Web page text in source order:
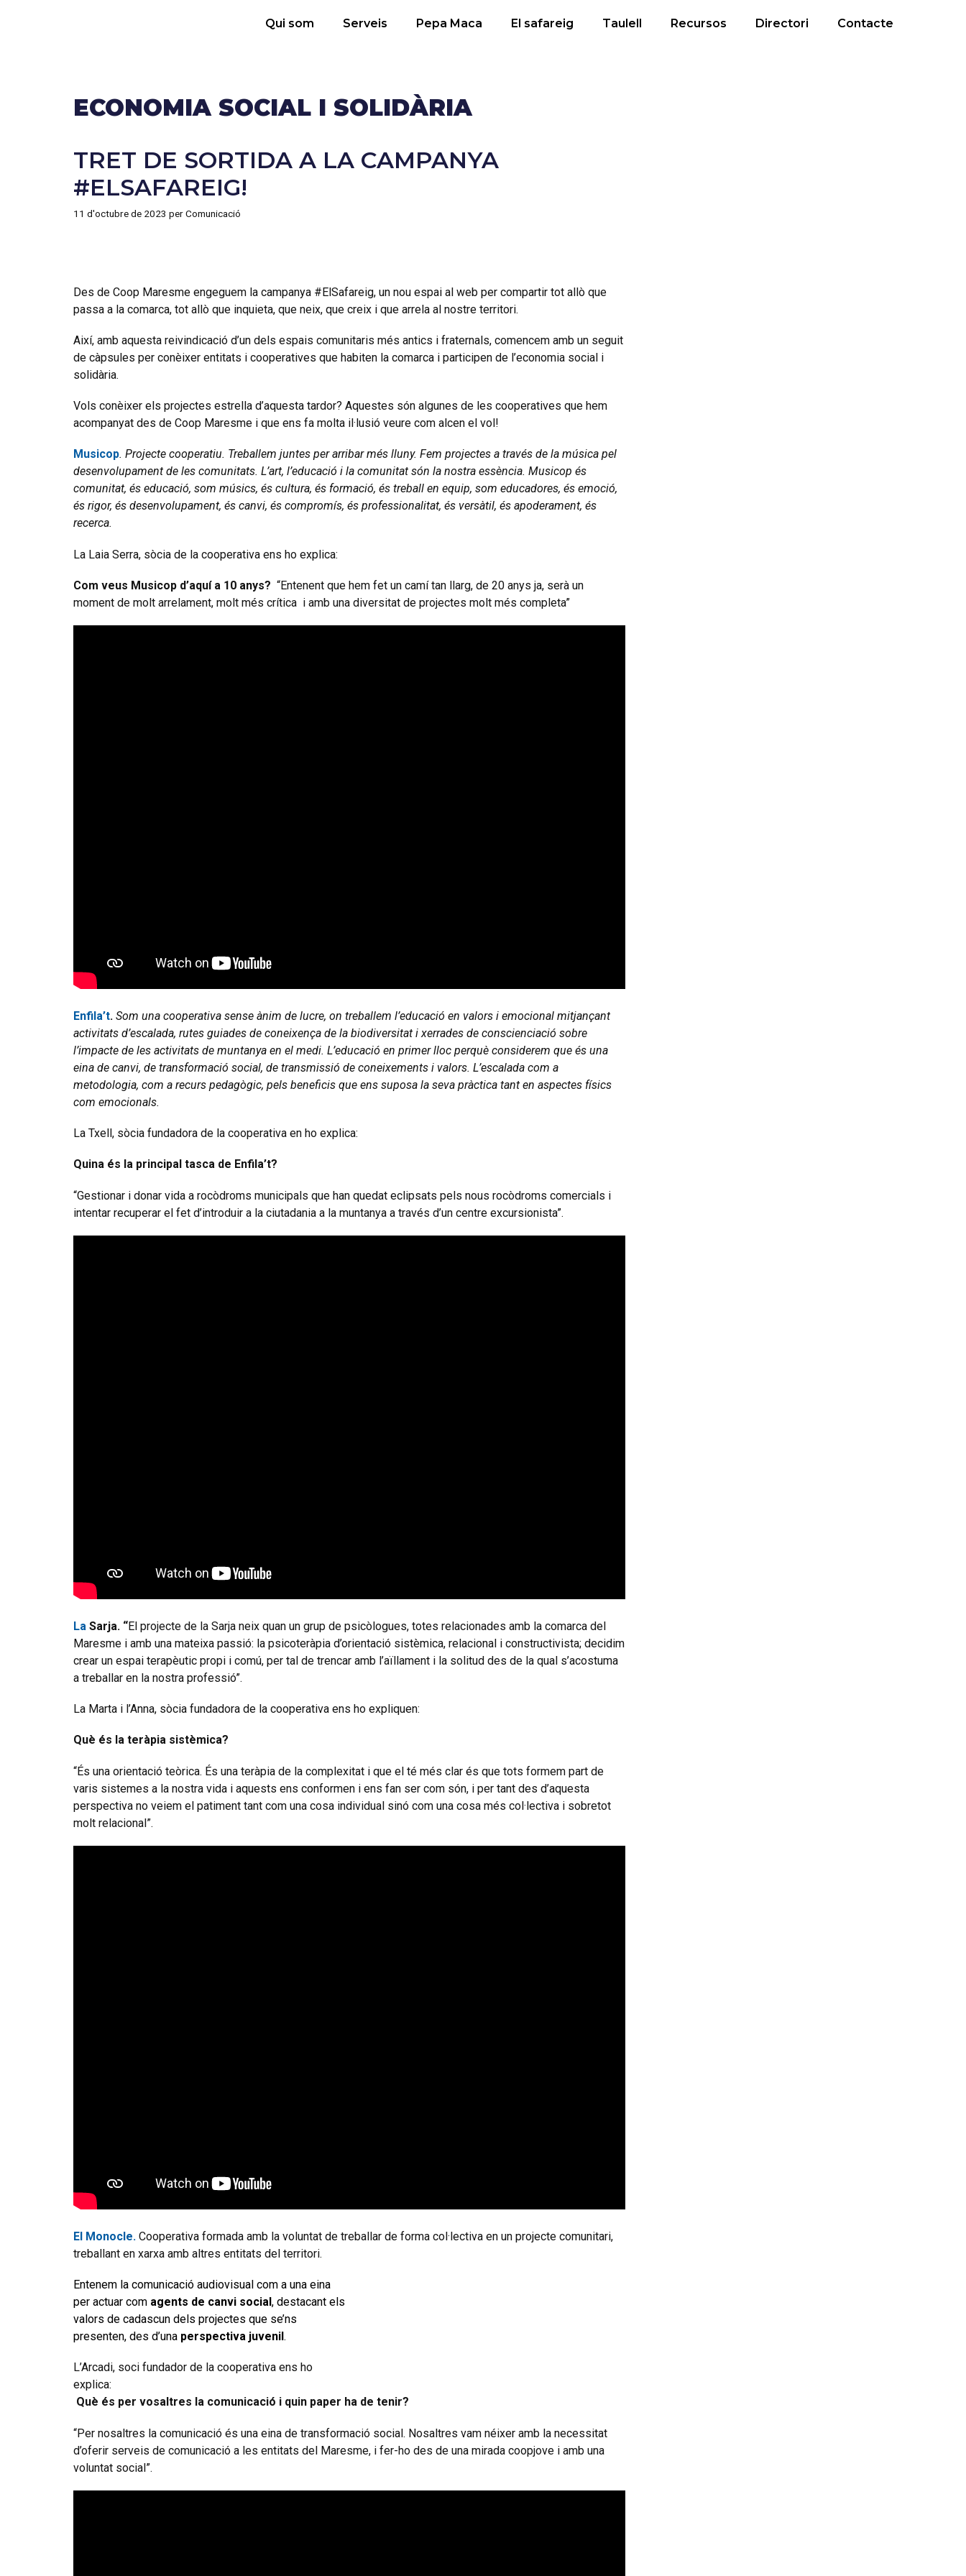
Qui som Serveis Pepa Maca El safareig Taulell Recursos Directori Contacte
ECONOMIA SOCIAL I SOLIDÀRIA
TRET DE SORTIDA A LA CAMPANYA
#ELSAFAREIG!
11 d'octubre de 2023 perComunicació
Des de Coop Maresme engeguem la campanya #ElSafareig, un nou espai al web per compartir tot allò que
passa a la comarca, tot allò que inquieta, que neix, que creix i que arrela al nostre territori.
Així, amb aquesta reivindicació d’un dels espais comunitaris més antics i fraternals, comencem amb un seguit
de càpsules per conèixer entitats i cooperatives que habiten la comarca i participen de l’economia social i
solidària.
Vols conèixer els projectes estrella d’aquesta tardor? Aquestes són algunes de les cooperatives que hem
acompanyat des de Coop Maresme i que ens fa molta il·lusió veure com alcen el vol!
Musicop. Projecte cooperatiu. Treballem juntes per arribar més lluny. Fem projectes a través de la música pel
desenvolupament de les comunitats. L’art, l’educació i la comunitat són la nostra essència. Musicop és
comunitat, és educació, som músics, és cultura, és formació, és treball en equip, som educadores, és emoció,
és rigor, és desenvolupament, és canvi, és compromís, és professionalitat, és versàtil, és apoderament, és
recerca.
La Laia Serra, sòcia de la cooperativa ens ho explica:
Com veus Musicop d’aquí a 10 anys? “Entenent que hem fet un camí tan llarg, de 20 anys ja, serà un
moment de molt arrelament, molt més crítica i amb una diversitat de projectes molt més completa”
Enfila’t. Som una cooperativa sense ànim de lucre, on treballem l’educació en valors i emocional mitjançant
activitats d’escalada, rutes guiades de coneixença de la biodiversitat i xerrades de conscienciació sobre
l’impacte de les activitats de muntanya en el medi. L’educació en primer lloc perquè considerem que és una
eina de canvi, de transformació social, de transmissió de coneixements i valors. L’escalada com a
metodologia, com a recurs pedagògic, pels beneficis que ens suposa la seva pràctica tant en aspectes físics
com emocionals.
La Txell, sòcia fundadora de la cooperativa en ho explica:
Quina és la principal tasca de Enfila’t?
“Gestionar i donar vida a rocòdroms municipals que han quedat eclipsats pels nous rocòdroms comercials i
intentar recuperar el fet d’introduir a la ciutadania a la muntanya a través d’un centre excursionista”.
La Sarja. “El projecte de la Sarja neix quan un grup de psicòlogues, totes relacionades amb la comarca del
Maresme i amb una mateixa passió: la psicoteràpia d’orientació sistèmica, relacional i constructivista; decidim
crear un espai terapèutic propi i comú, per tal de trencar amb l’aïllament i la solitud des de la qual s’acostuma
a treballar en la nostra professió”.
La Marta i l’Anna, sòcia fundadora de la cooperativa ens ho expliquen:
Què és la teràpia sistèmica?
“És una orientació teòrica. És una teràpia de la complexitat i que el té més clar és que tots formem part de
varis sistemes a la nostra vida i aquests ens conformen i ens fan ser com són, i per tant des d’aquesta
perspectiva no veiem el patiment tant com una cosa individual sinó com una cosa més col·lectiva i sobretot
molt relacional”.
El Monocle. Cooperativa formada amb la voluntat de treballar de forma col·lectiva en un projecte comunitari,
treballant en xarxa amb altres entitats del territori.
Entenem la comunicació audiovisual com a una eina
per actuar com agents de canvi social , destacant els
valors de cadascun dels projectes que se’ns
presenten, des d’una perspectiva juvenil .
L’Arcadi, soci fundador de la cooperativa ens ho
explica:
Què és per vosaltres la comunicació i quin paper ha de tenir?
“Per nosaltres la comunicació és una eina de transformació social. Nosaltres vam néixer amb la necessitat
d’oferir serveis de comunicació a les entitats del Maresme, i fer-ho des de una mirada coopjove i amb una
voluntat social”.